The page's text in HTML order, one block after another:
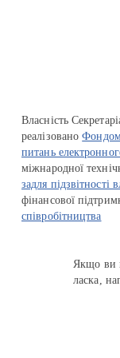
Власність
реалізовано
питань
міжнародної
задля підзвітності
фінансової
співробітництва
Якщо ви
ласка,